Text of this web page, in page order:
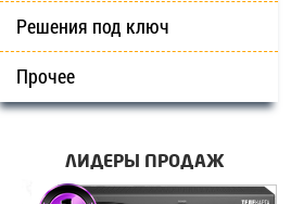
Решения под ключ
Прочее
ЛИДЕРЫ ПРОДАЖ